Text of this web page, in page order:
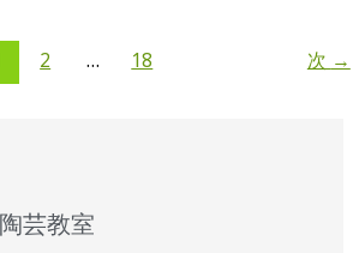
2 … 18 次 →
芸教室